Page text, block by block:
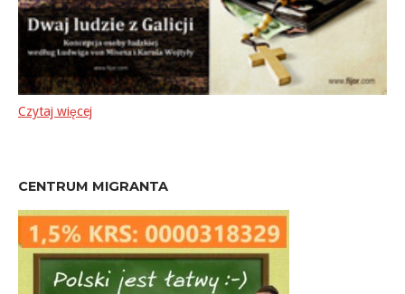
Czytaj więcej
CENTRUM MIGRANTA